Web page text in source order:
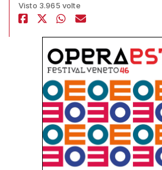
Visto 3.965 volte